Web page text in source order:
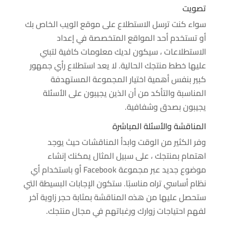
تصويت
سواء كنت ترسل الاستطلاع على موقع الويب الخاص بك
أو تستخدم أحد المواقع المتخصصة في إعداد
الاستطلاعات ، سيكون لديك معلومات كافية لتبني
عليها خطط منتجك الحالية. لا يعد استطلاع رأي جمهور
كبير بنفس أهمية اختيار المجموعة المستهدفة
المناسبة والتأكد من أن الذين يجيبون على الأسئلة
يجيبون بصدق وشفافية.
المناقشة والأسئلة المباشرة
وفر الكثير من الوقت وابدأ المناقشات حيث يوجد
اهتمام بمنتجك ، على سبيل المثال يمكنك إنشاء
موضوع جديد عبر مجموعة Facebook أو باستخدام أي
نظام أساسي تراه مناسبًا. ستكون الإجابات البسيطة التي
ستحصل عليها من هذه المناقشة بمثابة حجر زاوية آخر
لفهم احتياجات زوارك ورغباتهم في مجال منتجك.